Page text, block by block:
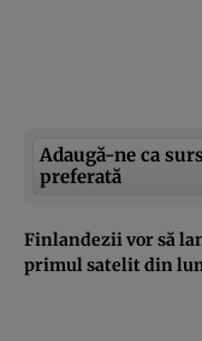
Adaugă-ne ca
preferată
Finlandezii vor să
primul satelit din